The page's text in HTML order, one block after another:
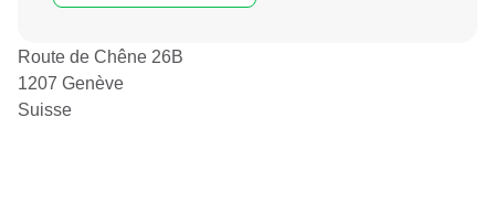
Route de Chêne 26B
1207 Genève
Suisse